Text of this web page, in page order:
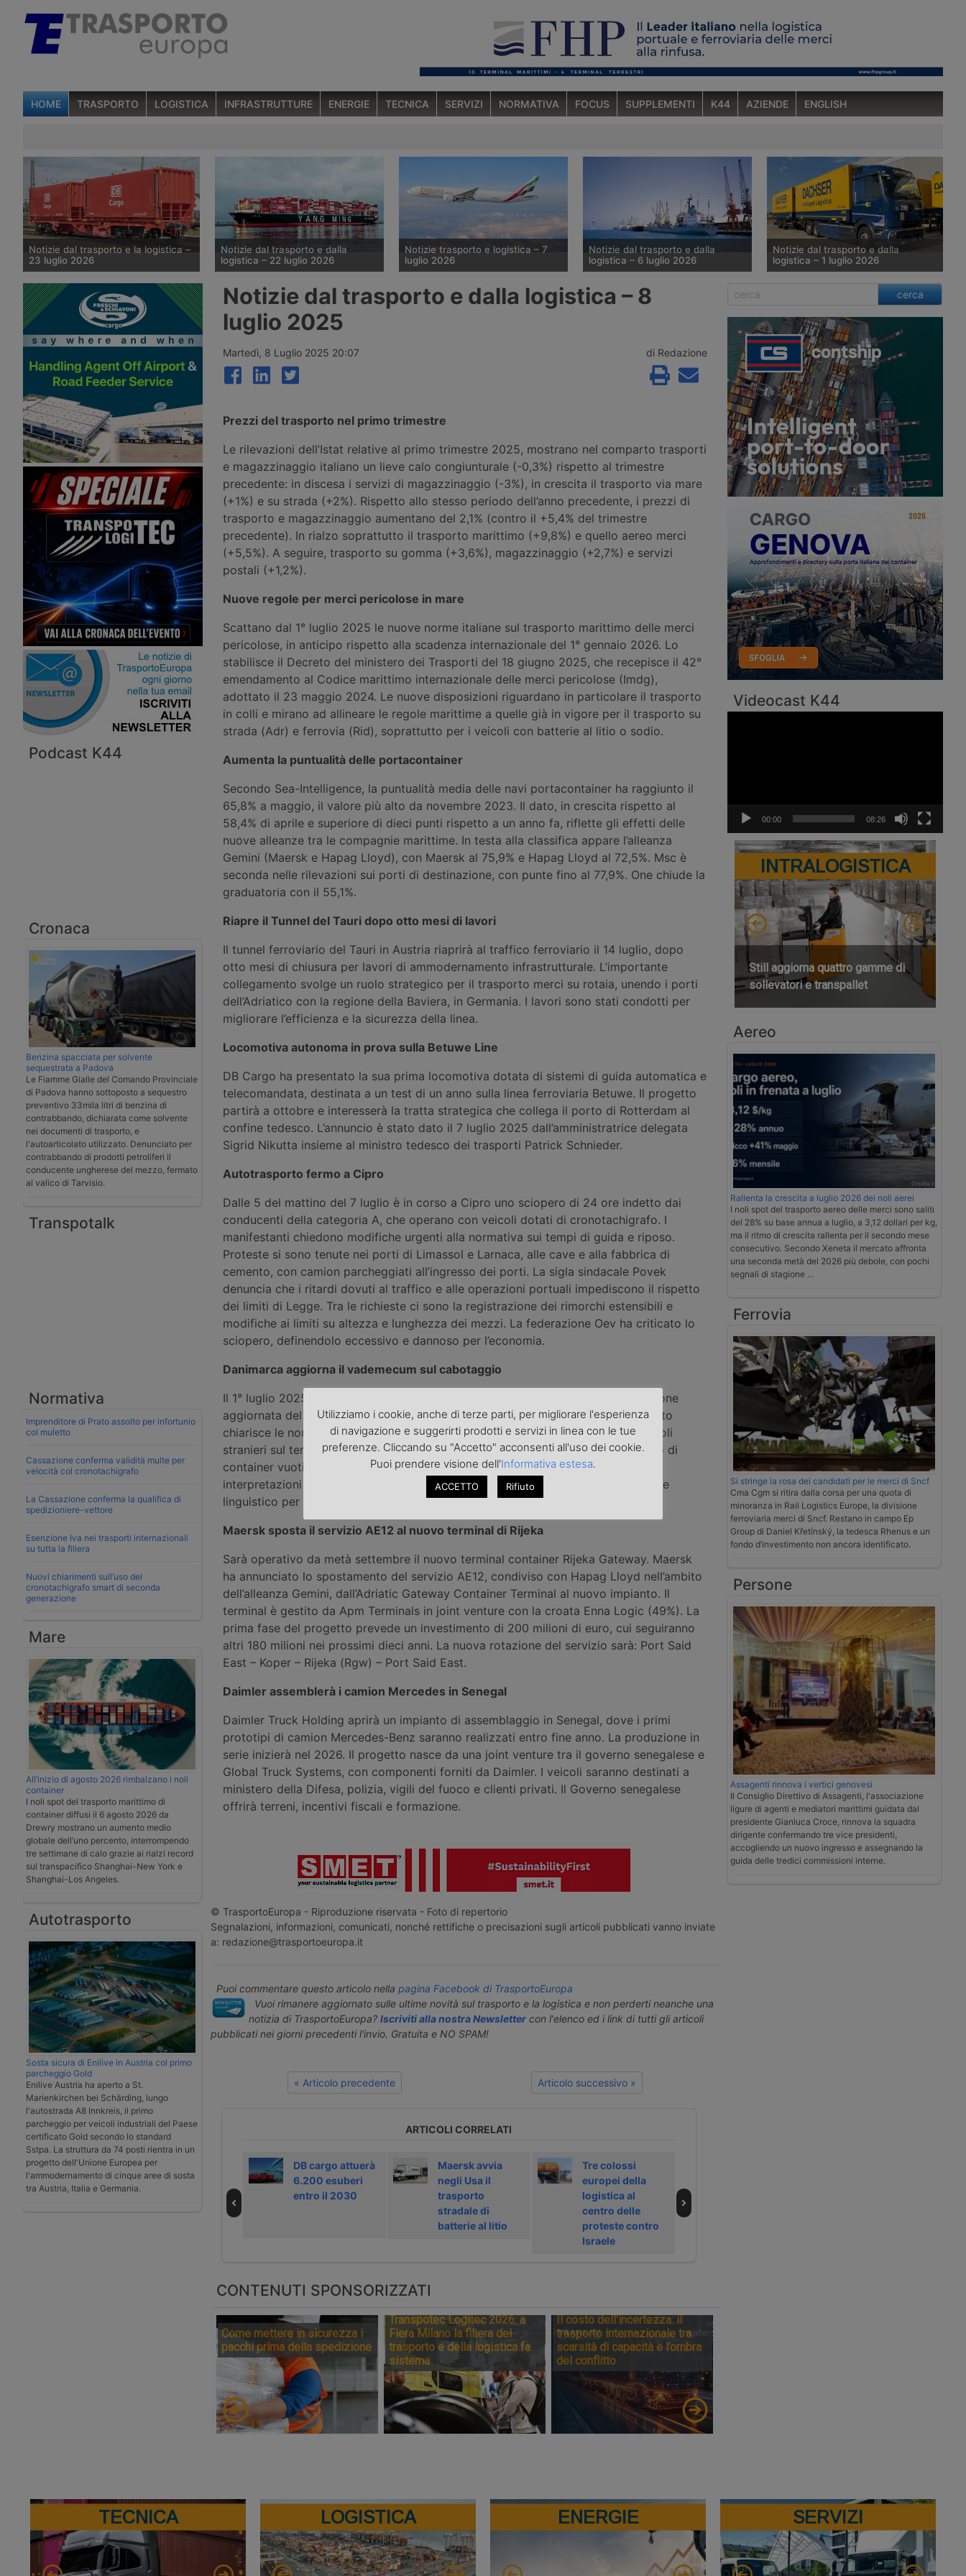
HOME TRASPORTO LOGISTICA INFRASTRUTTURE ENERGIE TECNICA SERVIZI NORMATIVA FOCUS SUPPLEMENTI K44 AZIENDE ENGLISH
Notizie dal trasporto e la logistica –
23 luglio 2026
DB Cargo apre ufficio in Ucraina –
Abs approva portacontainer nucleare
– Imbarcati 1.500 suv Lepas per
l’Europa – Mercitalia ottiene manovre
ferroviarie a Genova e Savona – Gls
potenzia a Bolzano
Notizie dal trasporto e dalla
logistica – 22 luglio 2026
– Sedisp rafforza la logistica
presenza iberica
Notizie trasporto e logistica – 7
luglio 2026
B777-300ER – Ceva cresce in Cina –
Notizie dal trasporto e dalla
logistica – 6 luglio 2026
Evergreen amplia la flotta container
container elettrica – Mol avvia una
piattaforma IA – Fercam integra
Notizie dal trasporto e dalla
logistica – 1 luglio 2026
Dachser amplia il trasporto elettrico –
Fortidia acquisisce Wing – Logistica
Mercitalia vince la movimentazione
nei porti liguri – Asp Mare Adriatico
Centrale completa Pnrr
Podcast K44
Cronaca
Benzina spacciata per solvente
sequestrata a Padova
Le Fiamme Gialle del Comando Provinciale
di Padova hanno sottoposto a sequestro
preventivo 33mila litri di benzina di
contrabbando, dichiarata come solvente
nei documenti di trasporto, e
l'autoarticolato utilizzato. Denunciato per
contrabbando di prodotti petroliferi il
conducente ungherese del mezzo, fermato
al valico di Tarvisio.
Transpotalk
Normativa
Imprenditore di Prato assolto per infortunio
col muletto
Cassazione conferma validità multe per
velocità col cronotachigrafo
La Cassazione conferma la qualifica di
spedizioniere-vettore
Esenzione Iva nei trasporti internazionali
su tutta la filiera
Nuovi chiarimenti sull’uso del
cronotachigrafo smart di seconda
generazione
Mare
All’inizio di agosto 2026 rimbalzano i noli
container
I noli spot del trasporto marittimo di
container diffusi il 6 agosto 2026 da
Drewry mostrano un aumento medio
globale dell’uno percento, interrompendo
tre settimane di calo grazie ai rialzi record
sul transpacifico Shanghai-New York e
Shanghai-Los Angeles.
Autotrasporto
Sosta sicura di Enilive in Austria col primo
parcheggio Gold
Enilive Austria ha aperto a St.
Marienkirchen bei Schärding, lungo
l'autostrada A8 Innkreis, il primo
parcheggio per veicoli industriali del Paese
certificato Gold secondo lo standard
Sstpa. La struttura da 74 posti rientra in un
progetto dell'Unione Europea per
l'ammodernamento di cinque aree di sosta
tra Austria, Italia e Germania.
Notizie dal trasporto e dalla logistica – 8
luglio 2025
Martedì, 8 Luglio 2025 20:07 di Redazione
Prezzi del trasporto nel primo trimestre
Le rilevazioni dell’Istat relative al primo trimestre 2025, mostrano nel comparto trasporti
e magazzinaggio italiano un lieve calo congiunturale (-0,3%) rispetto al trimestre
precedente: in discesa i servizi di magazzinaggio (-3%), in crescita il trasporto via mare
(+1%) e su strada (+2%). Rispetto allo stesso periodo dell’anno precedente, i prezzi di
trasporto e magazzinaggio aumentano del 2,1% (contro il +5,4% del trimestre
precedente). In rialzo soprattutto il trasporto marittimo (+9,8%) e quello aereo merci
(+5,5%). A seguire, trasporto su gomma (+3,6%), magazzinaggio (+2,7%) e servizi
postali (+1,2%).
Nuove regole per merci pericolose in mare
Scattano dal 1° luglio 2025 le nuove norme italiane sul trasporto marittimo delle merci
pericolose, in anticipo rispetto alla scadenza internazionale del 1° gennaio 2026. Lo
stabilisce il Decreto del ministero dei Trasporti del 18 giugno 2025, che recepisce il 42°
emendamento al Codice marittimo internazionale delle merci pericolose (Imdg),
adottato il 23 maggio 2024. Le nuove disposizioni riguardano in particolare il trasporto
in colli e mirano ad allineare le regole marittime a quelle già in vigore per il trasporto su
strada (Adr) e ferrovia (Rid), soprattutto per i veicoli con batterie al litio o sodio.
Aumenta la puntualità delle portacontainer
Secondo Sea-Intelligence, la puntualità media delle navi portacontainer ha raggiunto il
65,8% a maggio, il valore più alto da novembre 2023. Il dato, in crescita rispetto al
58,4% di aprile e superiore di dieci punti rispetto a un anno fa, riflette gli effetti delle
nuove alleanze tra le compagnie marittime. In testa alla classifica appare l’alleanza
Gemini (Maersk e Hapag Lloyd), con Maersk al 75,9% e Hapag Lloyd al 72,5%. Msc è
seconda nelle rilevazioni sui porti di destinazione, con punte fino al 77,9%. One chiude la
graduatoria con il 55,1%.
Riapre il Tunnel del Tauri dopo otto mesi di lavori
Il tunnel ferroviario del Tauri in Austria riaprirà al traffico ferroviario il 14 luglio, dopo
otto mesi di chiusura per lavori di ammodernamento infrastrutturale. L’importante
collegamento svolge un ruolo strategico per il trasporto merci su rotaia, unendo i porti
dell’Adriatico con la regione della Baviera, in Germania. I lavori sono stati condotti per
migliorare l’efficienza e la sicurezza della linea.
Locomotiva autonoma in prova sulla Betuwe Line
DB Cargo ha presentato la sua prima locomotiva dotata di sistemi di guida automatica e
telecomandata, destinata a un test di un anno sulla linea ferroviaria Betuwe. Il progetto
partirà a ottobre e interesserà la tratta strategica che collega il porto di Rotterdam al
confine tedesco. L’annuncio è stato dato il 7 luglio 2025 dall’amministratrice delegata
Sigrid Nikutta insieme al ministro tedesco dei trasporti Patrick Schnieder.
Autotrasporto fermo a Cipro
Dalle 5 del mattino del 7 luglio è in corso a Cipro uno sciopero di 24 ore indetto dai
conducenti della categoria A, che operano con veicoli dotati di cronotachigrafo. I
manifestanti chiedono modifiche urgenti alla normativa sui tempi di guida e riposo.
Proteste si sono tenute nei porti di Limassol e Larnaca, alle cave e alla fabbrica di
cemento, con camion parcheggiati all’ingresso dei porti. La sigla sindacale Povek
denuncia che i ritardi dovuti al traffico e alle operazioni portuali impediscono il rispetto
dei limiti di Legge. Tra le richieste ci sono la registrazione dei rimorchi estensibili e
modifiche ai limiti su altezza e lunghezza dei mezzi. La federazione Oev ha criticato lo
sciopero, definendolo eccessivo e dannoso per l’economia.
Danimarca aggiorna il vademecum sul cabotaggio
Il 1° luglio 2025, l'Autorità danese per il traffico stradale ha pubblicato una versione
aggiornata del proprio guida ufficiale sulle operazioni di cabotaggio. Il documento
chiarisce le norme applicabili al trasporto nazionale di merci effettuato con veicoli
stranieri sul territorio danese. Tra le novità, esempi pratici riguardanti il trasporto di
container vuoti, semirimorchi scarichi e imballaggi restituiti, spesso oggetto di
interpretazioni divergenti. La guida è stata rivista anche sotto il profilo giuridico e
linguistico per migliorarne chiarezza e utilità.
Maersk sposta il servizio AE12 al nuovo terminal di Rijeka
Sarà operativo da metà settembre il nuovo terminal container Rijeka Gateway. Maersk
ha annunciato lo spostamento del servizio AE12, condiviso con Hapag Lloyd nell’ambito
dell’alleanza Gemini, dall’Adriatic Gateway Container Terminal al nuovo impianto. Il
terminal è gestito da Apm Terminals in joint venture con la croata Enna Logic (49%). La
prima fase del progetto prevede un investimento di 200 milioni di euro, cui seguiranno
altri 180 milioni nei prossimi dieci anni. La nuova rotazione del servizio sarà: Port Said
East – Koper – Rijeka (Rgw) – Port Said East.
Daimler assemblerà i camion Mercedes in Senegal
Daimler Truck Holding aprirà un impianto di assemblaggio in Senegal, dove i primi
prototipi di camion Mercedes-Benz saranno realizzati entro fine anno. La produzione in
serie inizierà nel 2026. Il progetto nasce da una joint venture tra il governo senegalese e
Global Truck Systems, con componenti forniti da Daimler. I veicoli saranno destinati a
ministero della Difesa, polizia, vigili del fuoco e clienti privati. Il Governo senegalese
offrirà terreni, incentivi fiscali e formazione.
© TrasportoEuropa - Riproduzione riservata - Foto di repertorio
Segnalazioni, informazioni, comunicati, nonché rettifiche o precisazioni sugli articoli pubblicati vanno inviate
a: redazione@trasportoeuropa.it
Puoi commentare questo articolo nella pagina Facebook di TrasportoEuropa
Vuoi rimanere aggiornato sulle ultime novità sul trasporto e la logistica e non perderti neanche una
notizia di TrasportoEuropa? Iscriviti alla nostra Newslettercon l'elenco ed i link di tutti gli articoli
pubblicati nei giorni precedenti l'invio. Gratuita e NO SPAM!
« Articolo precedente Articolo successivo »
ARTICOLI CORRELATI
Maersk e MSC
competono in
Vietnam
Notizie dal
trasporto e dalla
DB cargo attuerà
6.200 esuberi
entro il 2030
Maersk avvia
negli Usa il
trasporto
stradale di
batterie al litio
Tre colossi
europei della
logistica al
centro delle
proteste contro
Israele
CONTENUTI SPONSORIZZATI
Come mettere in sicurezza i
pacchi prima della spedizione
Transpotec Logitec 2026: a
Fiera Milano la filiera del
trasporto e della logistica fa
sistema
Il costo dell’incertezza: il
trasporto internazionale tra
scarsità di capacità e l’ombra
del conflitto
cerca
Videocast K44
00:00 08:26
INTRALOGISTICA
Still aggiorna quattro gamme di
sollevatori e transpallet
Aereo
Rallenta la crescita a luglio 2026 dei noli aerei
I noli spot del trasporto aereo delle merci sono saliti
del 28% su base annua a luglio, a 3,12 dollari per kg,
ma il ritmo di crescita rallenta per il secondo mese
consecutivo. Secondo Xeneta il mercato affronta
una seconda metà del 2026 più debole, con pochi
segnali di stagione …
Ferrovia
Si stringe la rosa dei candidati per le merci di Sncf
Cma Cgm si ritira dalla corsa per una quota di
minoranza in Rail Logistics Europe, la divisione
ferroviaria merci di Sncf. Restano in campo Ep
Group di Daniel Křetínský, la tedesca Rhenus e un
fondo d’investimento non ancora identificato.
Persone
Assagenti rinnova i vertici genovesi
Il Consiglio Direttivo di Assagenti, l'associazione
ligure di agenti e mediatori marittimi guidata dal
presidente Gianluca Croce, rinnova la squadra
dirigente confermando tre vice presidenti,
accogliendo un nuovo ingresso e assegnando la
guida delle tredici commissioni interne.
TECNICA LOGISTICA ENERGIE SERVIZI
Utilizziamo i cookie, anche di terze parti, per migliorare l'esperienza
di navigazione e suggerirti prodotti e servizi in linea con le tue
preferenze. Cliccando su "Accetto" acconsenti all'uso dei cookie.
Puoi prendere visione dell'Informativa estesa.
ACCETTO Rifiuto